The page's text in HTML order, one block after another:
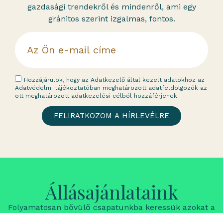
gazdasági trendekről és mindenről, ami egy
gránitos szerint izgalmas, fontos.
Hozzájárulok, hogy az Adatkezelő által kezelt adatokhoz az
Adatvédelmi tájékoztatóban meghatározott adatfeldolgozók az
ott meghatározott adatkezelési célból hozzáférjenek.
Állásajánlataink
Folyamatosan bővülő csapatunkba keressük azokat a